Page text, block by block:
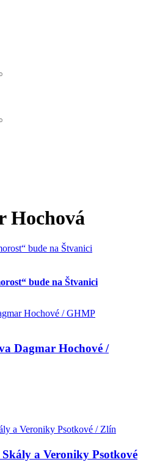
Hochová
bude na Štvanici
Dagmar Hochové /
a Veroniky Psotkové